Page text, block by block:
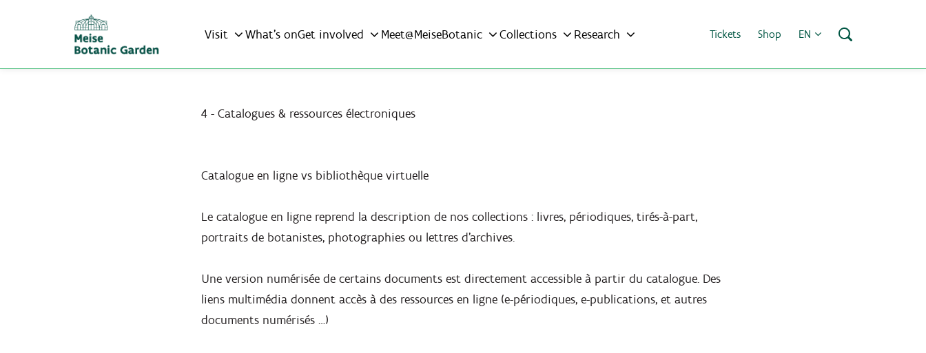
Visit What’s onGet involved Meet@MeiseBotanic Collections Research Tickets Shop EN
4 - Catalogues & ressources électroniques
Catalogue en ligne vs bibliothèque virtuelle
Le catalogue en ligne reprend la description de nos collections : livres, périodiques, tirés-à-part,
portraits de botanistes, photographies ou lettres d'archives.
Une version numérisée de certains documents est directement accessible à partir du catalogue. Des
liens multimédia donnent accès à des ressources en ligne (e-périodiques, e-publications, et autres
documents numérisés …)